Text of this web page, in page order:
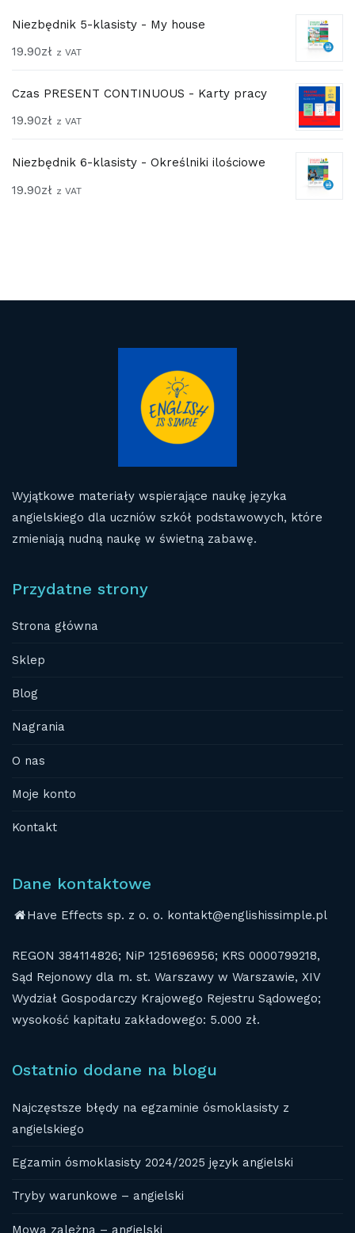
Niezbędnik 5-klasisty - My house
19.90zł z VAT
Czas PRESENT CONTINUOUS - Karty pracy
19.90zł z VAT
Niezbędnik 6-klasisty - Określniki ilościowe
19.90zł z VAT
Wyjątkowe materiały wspierające naukę języka
angielskiego dla uczniów szkół podstawowych, które
zmieniają nudną naukę w świetną zabawę.
Przydatne strony
Strona główna
Sklep
Blog
Nagrania
O nas
Moje konto
Kontakt
Dane kontaktowe
Have Effects sp. z o. o. kontakt@englishissimple.pl
REGON 384114826; NiP 1251696956; KRS 0000799218,
Sąd Rejonowy dla m. st. Warszawy w Warszawie, XIV
Wydział Gospodarczy Krajowego Rejestru Sądowego;
wysokość kapitału zakładowego: 5.000 zł.
Ostatnio dodane na blogu
Najczęstsze błędy na egzaminie ósmoklasisty z
angielskiego
Egzamin ósmoklasisty 2024/2025 język angielski
Tryby warunkowe – angielski
Mowa zależna – angielski